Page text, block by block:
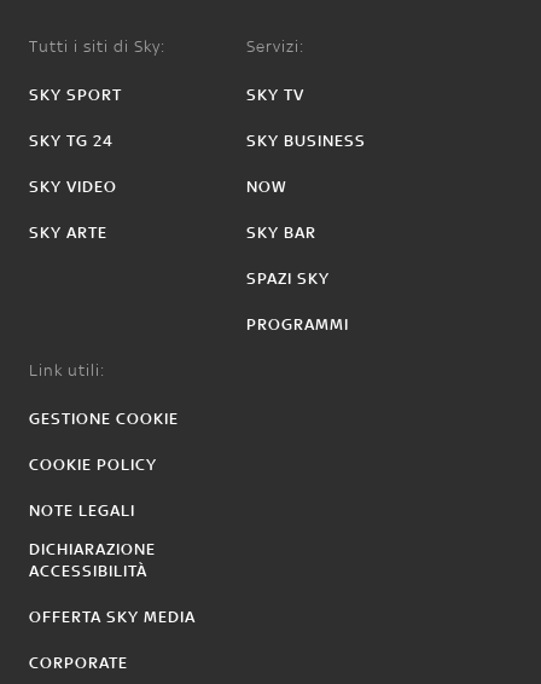
Tutti i siti di Sky:
SKY SPORT
SKY TG 24
SKY VIDEO
SKY ARTE
Servizi:
SKY TV
SKY BUSINESS
NOW
SKY BAR
SPAZI SKY
PROGRAMMI
Link utili:
GESTIONE COOKIE
COOKIE POLICY
NOTE LEGALI
DICHIARAZIONE
ACCESSIBILITÀ
OFFERTA SKY MEDIA
CORPORATE